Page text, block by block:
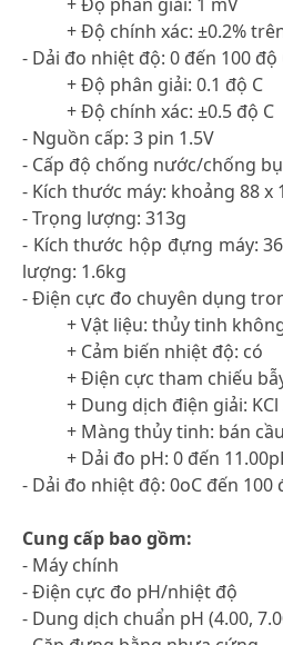
+ Độ chính xác: ±0.2%
- Dải đo nhiệt độ: 0 đến 100 độ
+ Độ phân giải: 0.1 độ C
+ Độ chính xác: ±0.5 độ C
- Nguồn cấp: 3 pin 1.5V
- Cấp độ chống nước/chống
- Kích thước máy: khoảng 88 x
- Trọng lượng: 313g
- Kích thước hộp đựng máy:
lượng: 1.6kg
- Điện cực đo chuyên dụng
+ Vật liệu: thủy tinh
+ Cảm biến nhiệt độ: có
+ Điện cực tham chiếu
+ Dung dịch điện giải: KCl
+ Màng thủy tinh: bán cầu
+ Dải đo pH: 0 đến
- Dải đo nhiệt độ: 0oC đến 100
Cung cấp bao gồm:
- Máy chính
- Điện cực đo pH/nhiệt độ
- Dung dịch chuẩn pH (4.00,